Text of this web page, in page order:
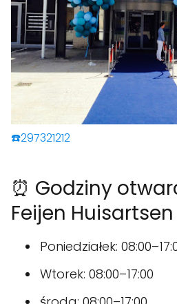
☎️297321212
⏰ Godziny
Feijen Huisartsen
Poniedziałek:
Wtorek: 08:00–17:00